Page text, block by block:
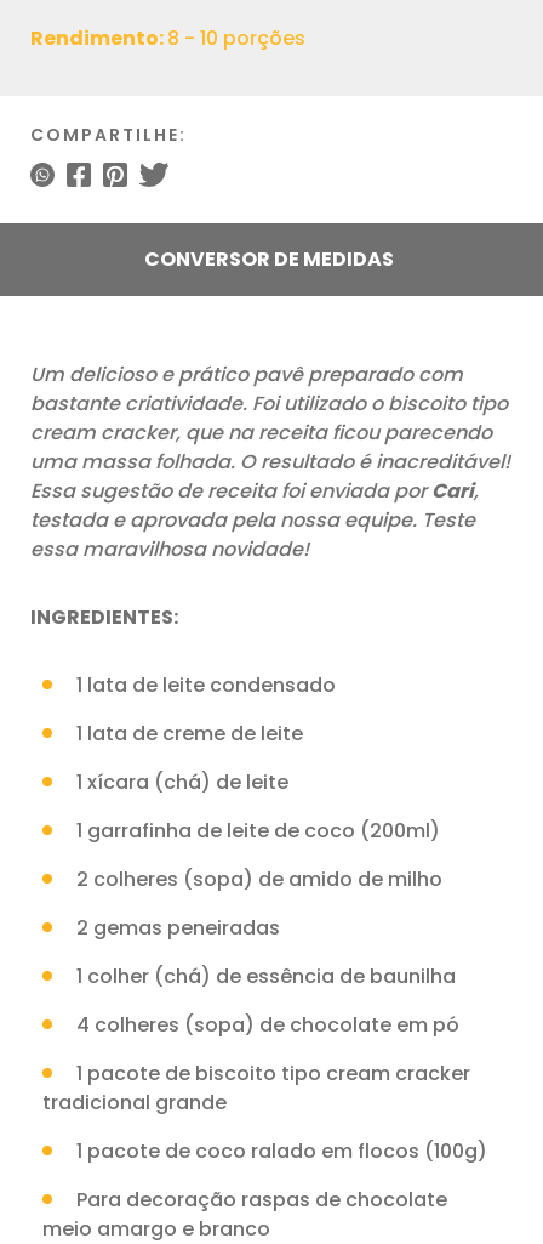
Rendimento:8 - 10 porções
COMPARTILHE:
CONVERSOR DE MEDIDAS
Um delicioso e prático pavê preparado com
bastante criatividade. Foi utilizado o biscoito tipo
cream cracker, que na receita ficou parecendo
uma massa folhada. O resultado é inacreditável!
Essa sugestão de receita foi enviada porCari,
testada e aprovada pela nossa equipe. Teste
essa maravilhosa novidade!
INGREDIENTES:
1 lata de leite condensado
1 lata de creme de leite
1 xícara (chá) de leite
1 garrafinha de leite de coco (200ml)
2 colheres (sopa) de amido de milho
2 gemas peneiradas
1 colher (chá) de essência de baunilha
4 colheres (sopa) de chocolate em pó
1 pacote de biscoito tipo cream cracker
tradicional grande
1 pacote de coco ralado em flocos (100g)
Para decoração raspas de chocolate
meio amargo e branco